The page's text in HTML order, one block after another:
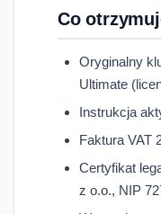
Co
Oryginalny
Ultimate
Instrukcja
Faktura VAT
Certyfikat
z o.o., NIP